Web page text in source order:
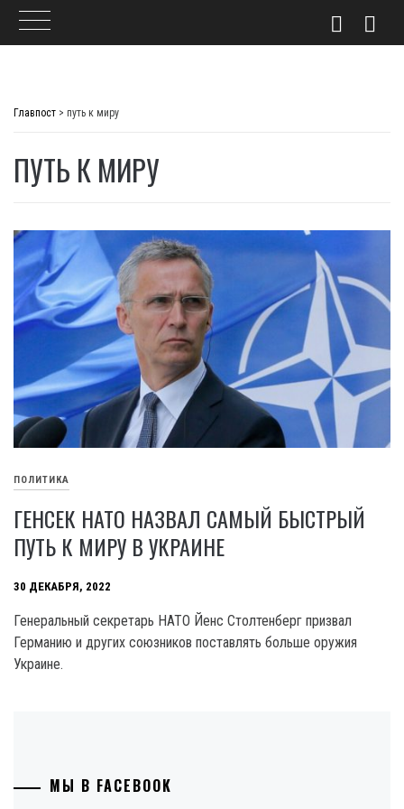
Главпост > путь к миру
ПУТЬ К МИРУ
ПОЛИТИКА
ГЕНСЕК НАТО НАЗВАЛ САМЫЙ БЫСТРЫЙ
ПУТЬ К МИРУ В УКРАИНЕ
30 ДЕКАБРЯ, 2022
Генеральный секретарь НАТО Йенс Столтенберг призвал
Германию и других союзников поставлять больше оружия
Украине.
МЫ В FACEBOOK